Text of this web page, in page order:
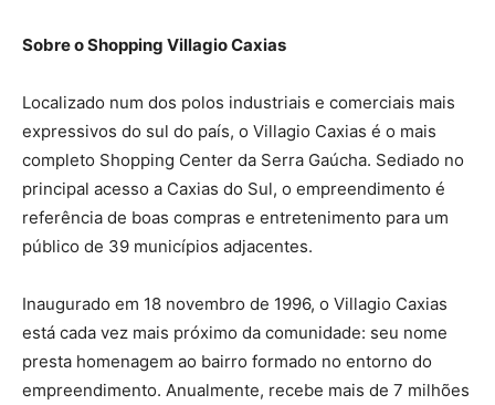
Sobre o Shopping Villagio Caxias
Localizado num dos polos industriais e comerciais mais
expressivos do sul do país, o Villagio Caxias é o mais
completo Shopping Center da Serra Gaúcha. Sediado no
principal acesso a Caxias do Sul, o empreendimento é
referência de boas compras e entretenimento para um
público de 39 municípios adjacentes.
Inaugurado em 18 novembro de 1996, o Villagio Caxias
está cada vez mais próximo da comunidade: seu nome
presta homenagem ao bairro formado no entorno do
empreendimento. Anualmente, recebe mais de 7 milhões